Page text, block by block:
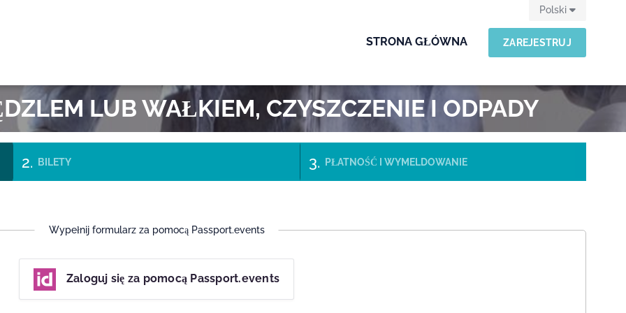
STRONA GŁÓWNA ZAREJESTRUJ
Polski
LUB WAŁKIEM, CZYSZCZENIE I ODPADY
BILETY PŁATNOŚĆ I WYMELDOWANIE
Wypełnij formularz za pomocą Passport.events
Zaloguj się za pomocą Passport.events